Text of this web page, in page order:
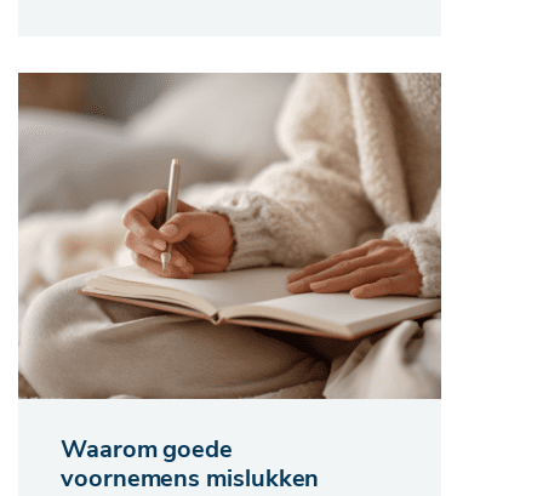
Waarom goede
voornemens mislukken